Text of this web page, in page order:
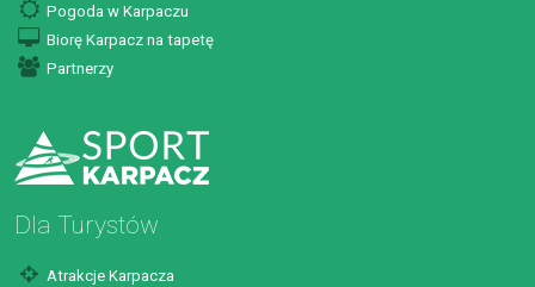
Pogoda w Karpaczu
Biorę Karpacz na tapetę
Partnerzy
Dla Turystów
Atrakcje Karpacza